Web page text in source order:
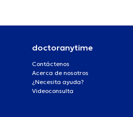
doctoranytime
Contáctenos
Acerca de nosotros
¿Necesita ayuda?
Videoconsulta